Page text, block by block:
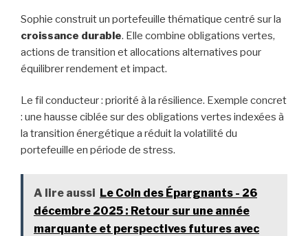
Sophie construit un portefeuille thématique centré sur la
croissance durable. Elle combine obligations vertes,
actions de transition et allocations alternatives pour
équilibrer rendement et impact.
Le fil conducteur : priorité à la résilience. Exemple concret
: une hausse ciblée sur des obligations vertes indexées à
la transition énergétique a réduit la volatilité du
portefeuille en période de stress.
A lire aussi Le Coin des Épargnants - 26
décembre 2025 : Retour sur une année
marquante et perspectives futures avec